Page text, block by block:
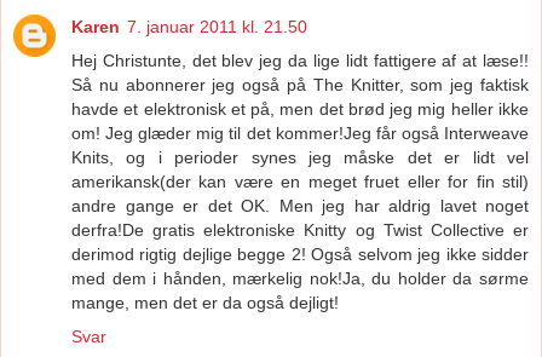
Karen 7. januar 2011 kl. 21.50
Hej Christunte, det blev jeg da lige lidt fattigere af at læse!!
Så nu abonnerer jeg også på The Knitter, som jeg faktisk
havde et elektronisk et på, men det brød jeg mig heller ikke
om! Jeg glæder mig til det kommer!Jeg får også Interweave
Knits, og i perioder synes jeg måske det er lidt vel
amerikansk(der kan være en meget fruet eller for fin stil)
andre gange er det OK. Men jeg har aldrig lavet noget
derfra!De gratis elektroniske Knitty og Twist Collective er
derimod rigtig dejlige begge 2! Også selvom jeg ikke sidder
med dem i hånden, mærkelig nok!Ja, du holder da sørme
mange, men det er da også dejligt!
Svar